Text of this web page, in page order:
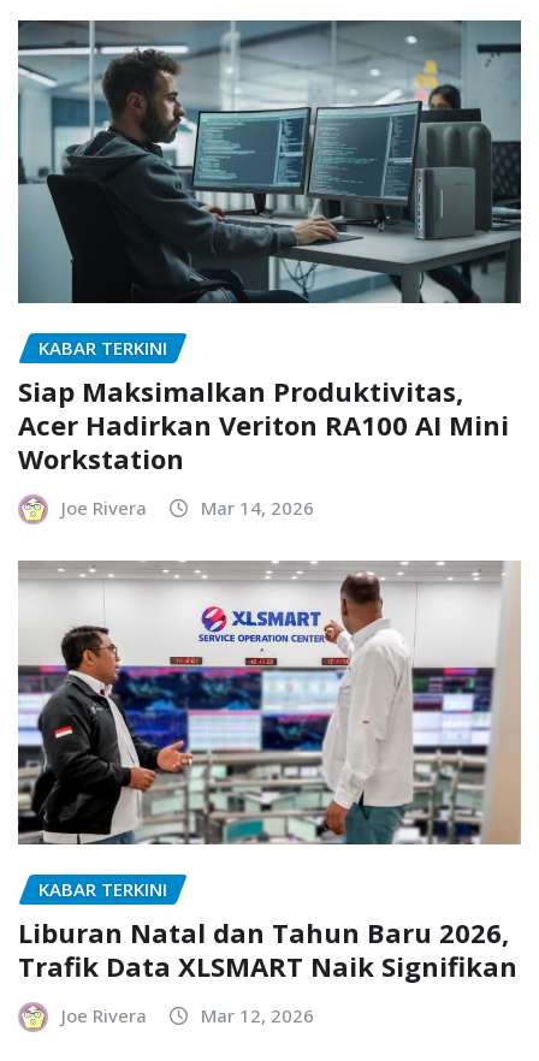
KABAR TERKINI
Siap Maksimalkan Produktivitas,
Acer Hadirkan Veriton RA100 AI Mini
Workstation
Joe Rivera Mar 14, 2026
KABAR TERKINI
Liburan Natal dan Tahun Baru 2026,
Trafik Data XLSMART Naik Signifikan
Joe Rivera Mar 12, 2026